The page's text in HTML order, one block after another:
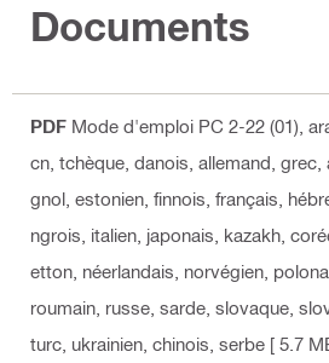
Documents
PDF Mode d'emploi PC 2-22 (01) ,
cn, tchèque, danois, allemand, grec,
gnol, estonien, finnois, français,
ngrois, italien, japonais, kazakh,
etton, néerlandais, norvégien,
roumain, russe, sarde, slovaque,
turc, ukrainien, chinois, serbe [ 5.7